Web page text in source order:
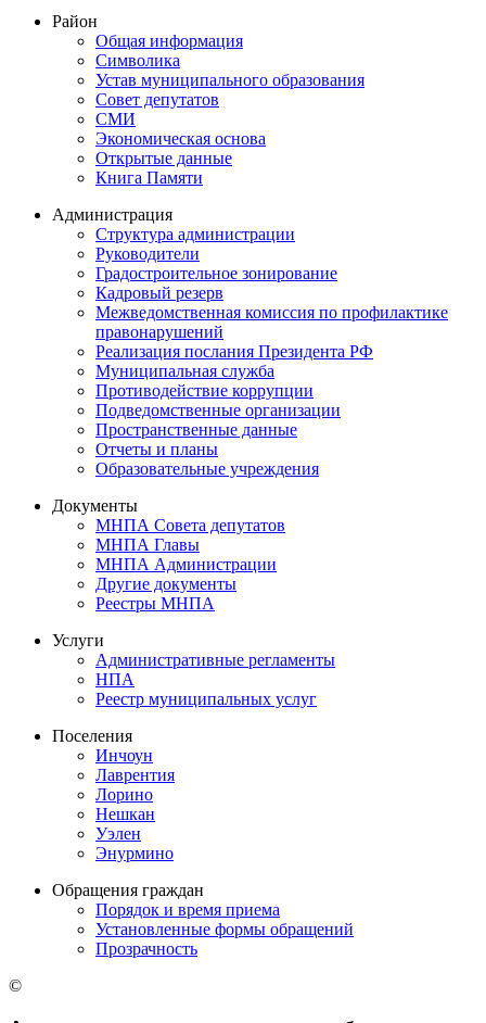
Район
Общая информация
Символика
Устав муниципального образования
Совет депутатов
СМИ
Экономическая основа
Открытые данные
Книга Памяти
Администрация
Структура администрации
Руководители
Градостроительное зонирование
Кадровый резерв
Межведомственная комиссия по профилактике
правонарушений
Реализация послания Президента РФ
Муниципальная служба
Противодействие коррупции
Подведомственные организации
Пространственные данные
Отчеты и планы
Образовательные учреждения
Документы
МНПА Совета депутатов
МНПА Главы
МНПА Администрации
Другие документы
Реестры МНПА
Услуги
Административные регламенты
НПА
Реестр муниципальных услуг
Поселения
Инчоун
Лаврентия
Лорино
Нешкан
Уэлен
Энурмино
Обращения граждан
Порядок и время приема
Установленные формы обращений
Прозрачность
©